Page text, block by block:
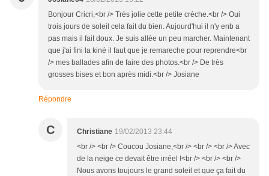
Bonjour Cricri,<br /> Très jolie cette petite crèche.<br /> Oui
trois jours de soleil cela fait du bien. Aujourd'hui il n'y enb a
pas mais il fait doux. Je suis allée un peu marcher. Maintenant
que j'ai fini la kiné il faut que je remareche pour reprendre<br
/> mes ballades afin de faire des photos.<br /> De très
grosses bises et bon après midi.<br /> Josiane
Répondre
C Christiane 19/02/2013 23:44
<br /> <br /> Coucou Josiane,<br /> <br /> <br /> Avec
de la neige ce devait être irréel !<br /> <br /> <br />
Nous avons toujours le grand soleil et que ça fait du